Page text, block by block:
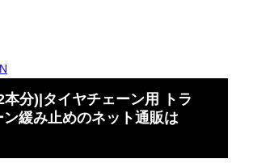
分)|タイヤチェーン用 トラ
緩み止めのネット通販は